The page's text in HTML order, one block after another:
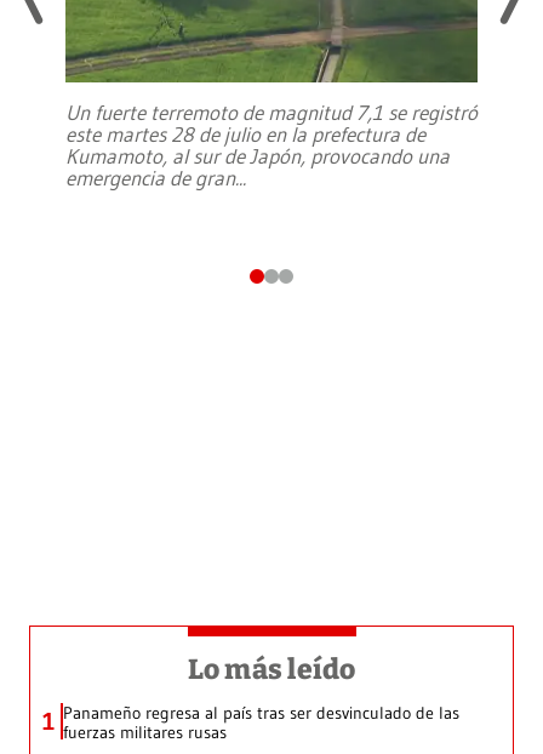
Un fuerte terremoto de magnitud 7,1 se registró
este martes 28 de julio en la prefectura de
Kumamoto, al sur de Japón, provocando una
emergencia de gran...
Lo más leído
1 Panameño regresa al país tras ser desvinculado de las
fuerzas militares rusas